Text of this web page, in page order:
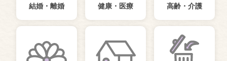
結婚・離婚 健康・医療 高齢・介護